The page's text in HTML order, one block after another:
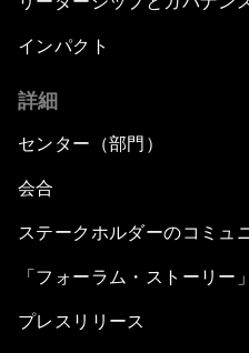
インパクト
詳細
センター（部門）
会合
ステークホルダーのコミュ
「フォーラム・ストーリー」
プレスリリース